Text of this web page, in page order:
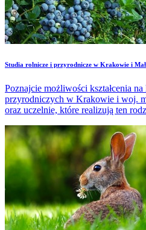
Studia rolnicze i przyrodnicze w Krakowie i
Poznajcie możliwości kształcenia
przyrodniczych w Krakowie i woj.
oraz uczelnie, które realizują ten